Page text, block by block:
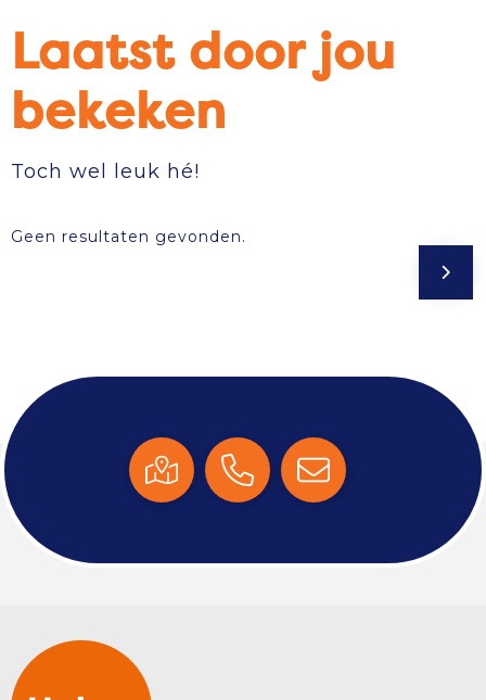
Laatst door jou
bekeken
Toch wel leuk hé!
Geen resultaten gevonden.